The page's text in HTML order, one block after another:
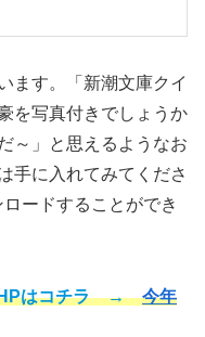
ます。「新潮文庫クイ
を写真付きでしょうか
～」と思えるようなお
手に入れてみてくださ
ードすることができ
HPはコチラ →今年